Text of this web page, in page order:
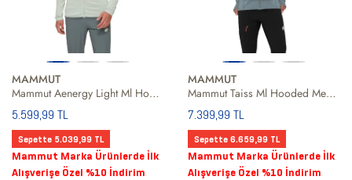
MAMMUT
Mammut Aenergy Light Ml Hooded Men Erkek Gri Fleece
5.599,99 TL
Sepette 5.039,99 TL
Mammut Marka Ürünlerde İlk
Alışverişe Özel %10 İndirim
MAMMUT
Mammut Taiss Ml Hooded Men Erkek Gri Fleece
7.399,99 TL
Sepette 6.659,99 TL
Mammut Marka Ürünlerde İlk
Alışverişe Özel %10 İndirim